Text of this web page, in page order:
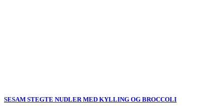
SESAM STEGTE NUDLER MED KYLLING OG BROCCOLI